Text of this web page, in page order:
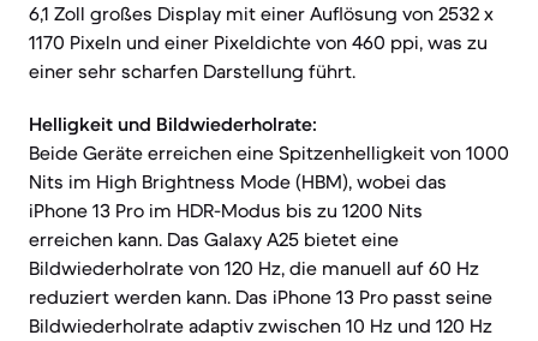
6,1 Zoll großes Display mit einer Auflösung von 2532 x
1170 Pixeln und einer Pixeldichte von 460 ppi, was zu
einer sehr scharfen Darstellung führt.
Helligkeit und Bildwiederholrate:
Beide Geräte erreichen eine Spitzenhelligkeit von 1000
Nits im High Brightness Mode (HBM), wobei das
iPhone 13 Pro im HDR-Modus bis zu 1200 Nits
erreichen kann. Das Galaxy A25 bietet eine
Bildwiederholrate von 120 Hz, die manuell auf 60 Hz
reduziert werden kann. Das iPhone 13 Pro passt seine
Bildwiederholrate adaptiv zwischen 10 Hz und 120 Hz